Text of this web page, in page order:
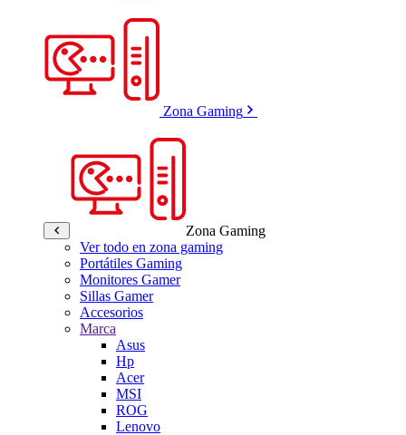
Zona Gaming
Zona Gaming
Ver todo en zona gaming
Portátiles Gaming
Monitores Gamer
Sillas Gamer
Accesorios
Marca
Asus
Hp
Acer
MSI
ROG
Lenovo